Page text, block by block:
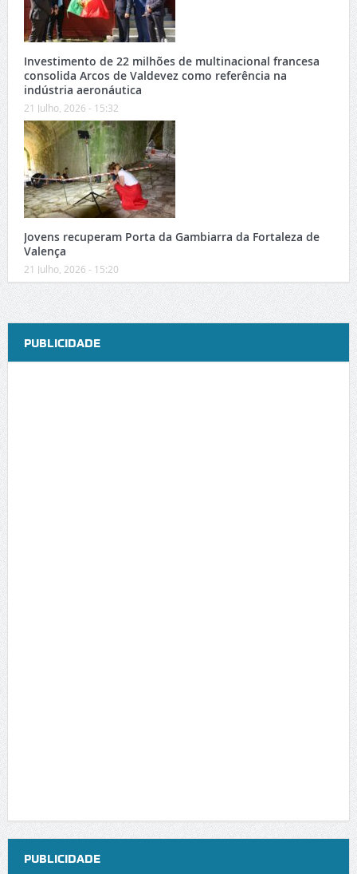
Investimento de 22 milhões de multinacional francesa
consolida Arcos de Valdevez como referência na
indústria aeronáutica
21 Julho, 2026 - 15:32
Jovens recuperam Porta da Gambiarra da Fortaleza de
Valença
21 Julho, 2026 - 15:20
PUBLICIDADE
PUBLICIDADE